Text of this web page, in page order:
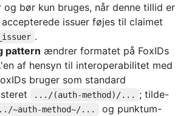
og bør kun bruges, når denne tillid er
issuer føjes til claimet
.
pattern ændrer formatet på FoxIDs
af hensyn til interoperabilitet med
bruger som standard
.../(auth-method)/...
; tilde-
~auth-method~/...
og punktum-